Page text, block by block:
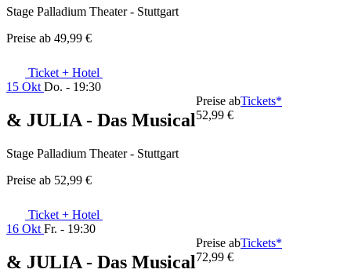
Stage Palladium Theater - Stuttgart
Preise ab 49,99 €
Ticket + Hotel
15 Okt Do. - 19:30
& JULIA - Das Musical
Stage Palladium Theater - Stuttgart
Preise ab 52,99 €
Preise ab
52,99 €
Tickets*
Ticket + Hotel
16 Okt Fr. - 19:30
& JULIA - Das Musical
Preise ab
72,99 €
Tickets*